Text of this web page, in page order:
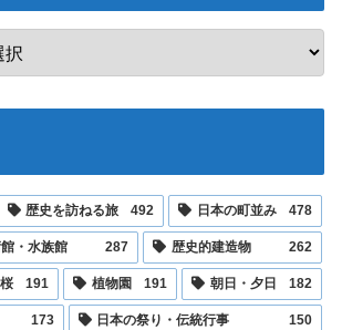
歴史を訪ねる旅 492 日本の町並み 478
・水族館 287 歴史的建造物 262
桜 191 植物園 191 朝日・夕日 182
173 日本の祭り・伝統行事 150